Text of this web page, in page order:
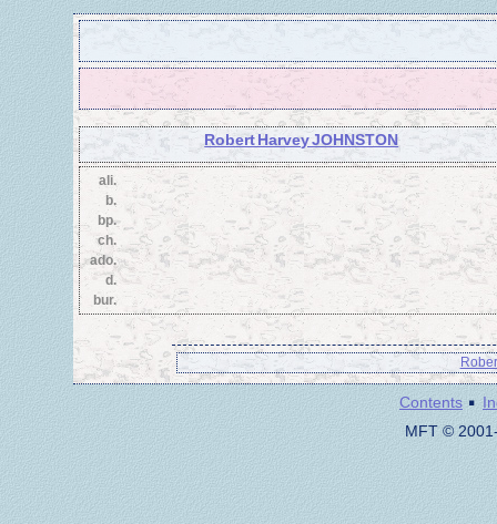
Robert Harvey JOHNSTON
ali.
b.
bp.
ch.
ado.
d.
bur.
Contents ·
MFT ©